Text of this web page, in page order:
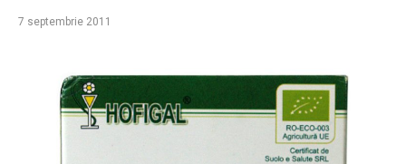
7 septembrie 2011